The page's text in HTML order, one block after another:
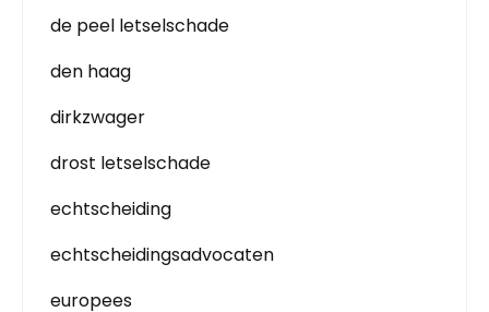
de peel letselschade
den haag
dirkzwager
drost letselschade
echtscheiding
echtscheidingsadvocaten
europees